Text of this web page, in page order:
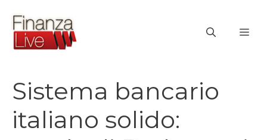
contenuto
Sistema bancario
italiano solido: